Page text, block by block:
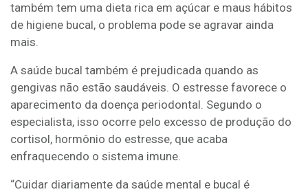
também tem uma dieta rica em açúcar e maus hábitos
de higiene bucal, o problema pode se agravar ainda
mais.
A saúde bucal também é prejudicada quando as
gengivas não estão saudáveis. O estresse favorece o
aparecimento da doença periodontal. Segundo o
especialista, isso ocorre pelo excesso de produção do
cortisol, hormônio do estresse, que acaba
enfraquecendo o sistema imune.
“Cuidar diariamente da saúde mental e bucal é